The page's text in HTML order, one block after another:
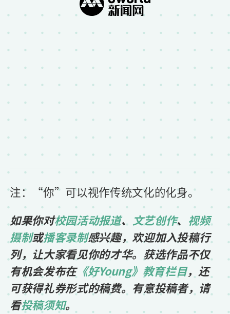
注：“你”可以视作传统文化的化身。
如果你对校园活动报道、 文艺创作、 视频
摄制或播客录制感兴趣，欢迎加入投稿行
列，让大家看见你的才华。获选作品不仅
有机会发布在《好Young》教育栏目，还
可获得礼券形式的稿费。有意投稿者，请
看投稿须知。